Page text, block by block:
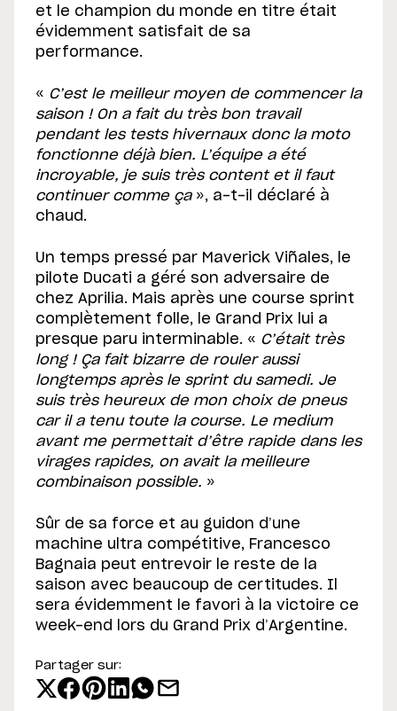
et le champion du monde en titre était
évidemment satisfait de sa
performance.
« C’est le meilleur moyen de commencer la
saison ! On a fait du très bon travail
pendant les tests hivernaux donc la moto
fonctionne déjà bien. L’équipe a été
incroyable, je suis très content et il faut
continuer comme ça », a-t-il déclaré à
chaud.
Un temps pressé par Maverick Viñales, le
pilote Ducati a géré son adversaire de
chez Aprilia. Mais après une course sprint
complètement folle, le Grand Prix lui a
presque paru interminable. « C’était très
long ! Ça fait bizarre de rouler aussi
longtemps après le sprint du samedi. Je
suis très heureux de mon choix de pneus
car il a tenu toute la course. Le medium
avant me permettait d’être rapide dans les
virages rapides, on avait la meilleure
combinaison possible. »
Sûr de sa force et au guidon d’une
machine ultra compétitive, Francesco
Bagnaia peut entrevoir le reste de la
saison avec beaucoup de certitudes. Il
sera évidemment le favori à la victoire ce
week-end lors du Grand Prix d’Argentine.
Partager sur: